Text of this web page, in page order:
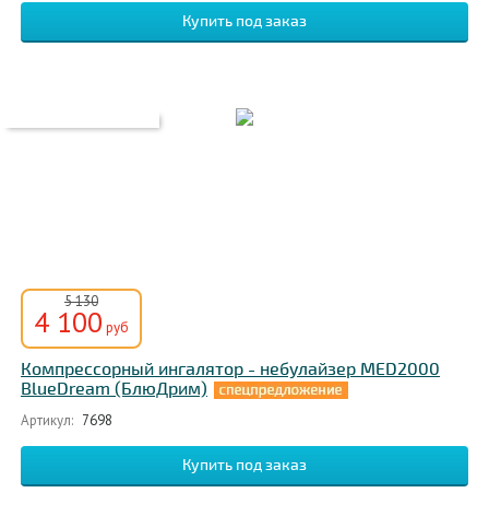
5 130
4 100 руб
Компрессорный ингалятор - небулайзер MED2000
BlueDream (БлюДрим)
Артикул: 7698